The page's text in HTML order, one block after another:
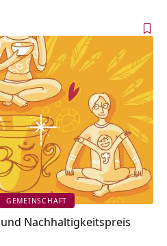
GEMEINSCHAFT
Nachhaltigkeitspreis